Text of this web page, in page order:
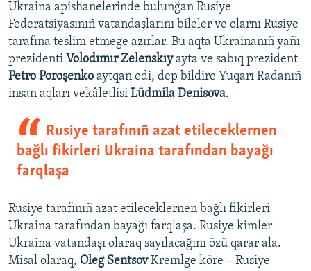
Ukraina apishanelerinde bulunğan Rusiye
Federatsiyasınıñ vatandaşlarını bileler ve olarnı Rusiye
tarafına teslim etmege azırlar. Bu aqta Ukrainanıñ yañı
prezidenti Volodımır Zelenskıyayta ve sabıq prezident
Petro Poroşenko aytqan edi, dep bildire Yuqarı Radanıñ
insan aqları vekâletlisi Lüdmila Denisova.
Rusiye tarafınıñ azat etileceklernen
bağlı fikirleri Ukraina tarafından bayağı
farqlaşa
Rusiye tarafınıñ azat etileceklernen bağlı fikirleri
Ukraina tarafından bayağı farqlaşa. Rusiye kimler
Ukraina vatandaşı olaraq sayılacağını özü qarar ala.
Misal olaraq, Oleg SentsovKremlge köre – Rusiye